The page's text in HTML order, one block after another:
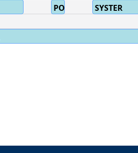
POSS1 SYSTER